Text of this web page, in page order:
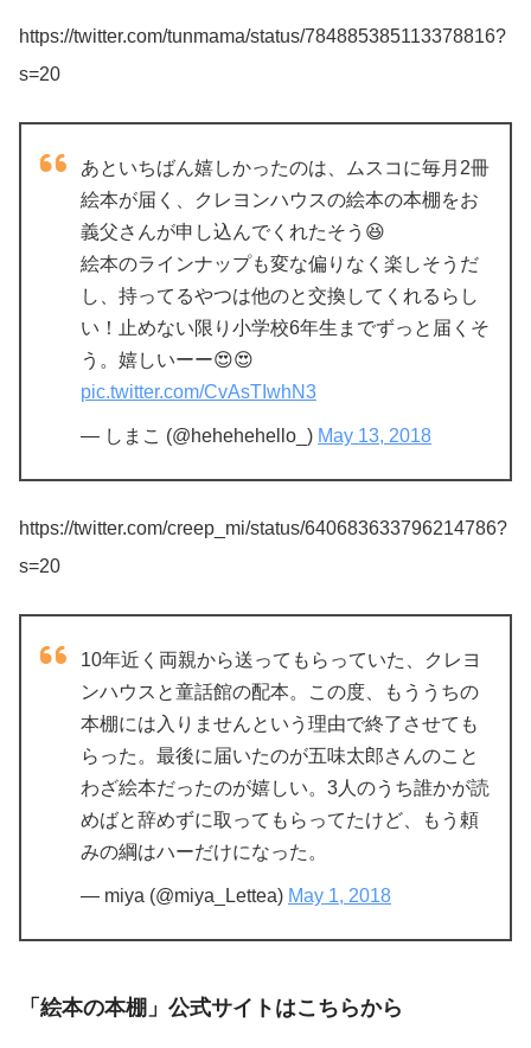
https://twitter.com/tunmama/status/784885385113378816?
s=20
あといちばん嬉しかったのは、ムスコに毎月2冊
絵本が届く、クレヨンハウスの絵本の本棚をお
義父さんが申し込んでくれたそう😆
絵本のラインナップも変な偏りなく楽しそうだ
し、持ってるやつは他のと交換してくれるらし
い！止めない限り小学校6年生までずっと届くそ
う。嬉しいーー😍😍
pic.twitter.com/CvAsTIwhN3
— しまこ (@hehehehello_) May 13, 2018
https://twitter.com/creep_mi/status/640683633796214786?
s=20
10年近く両親から送ってもらっていた、クレヨ
ンハウスと童話館の配本。この度、もううちの
本棚には入りませんという理由で終了させても
らった。最後に届いたのが五味太郎さんのこと
わざ絵本だったのが嬉しい。3人のうち誰かが読
めばと辞めずに取ってもらってたけど、もう頼
みの綱はハーだけになった。
— miya (@miya_Lettea) May 1, 2018
「絵本の本棚」公式サイトはこちらから